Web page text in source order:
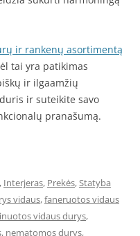
ir rankenų asortimentą
tai yra patikimas
ir ilgaamžių
ir suteikite savo
pranašumą.
, Interjeras, Prekės,Statyba
vidaus,faneruotos vidaus
vidaus durys,
, nematomos durys,